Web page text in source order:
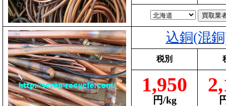
込銅(混
税別
1,950
円/kg